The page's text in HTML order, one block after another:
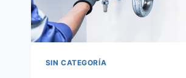
SIN CATEGORÍA